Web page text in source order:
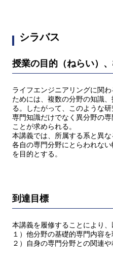
シラバス
授業の目的（ねらい）
ライフエンジニアリングに関
ためには、複数の分野の知識
る。したがって、このような
専門知識だけでなく異分野の
ことが求められる。
本講義では、所属する系と異
各自の専門分野にとらわれな
を目的とする。
到達目標
本講義を履修することにより
１）他分野の基礎的専門内容
２）自身の専門分野との関連